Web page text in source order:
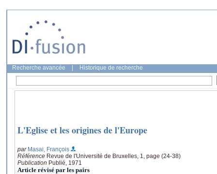
Recherche avancée Historique de recherche
L'Eglise et les origines de l'Europe
par Masai, François
Référence Revue de l'Université de Bruxelles, 1, page (24-38)
Publication Publié, 1971
Article révisé par les pairs